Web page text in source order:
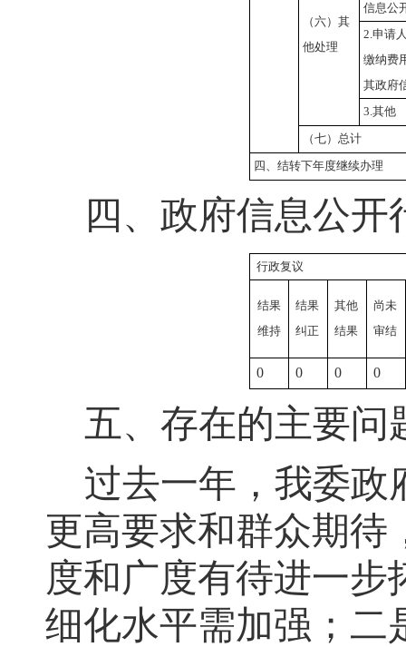
（六）其
他处理
信息公
2.申请
缴纳费
其政府
3.其他
（七）总计
四、结转下年度继续办理
四、政府信息公
行政复议
结果
维持
结果
纠正
其他
结果
尚未
审结
0 0 0 0
五、存在的主要问
过去一年 ， 我委政
更高要求和群众期待
度和广度有待进一
细化水平需加强 ； 二